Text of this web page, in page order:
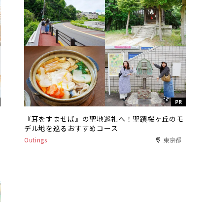
PR
『耳をすませば』の聖地巡礼へ！聖蹟桜ヶ丘のモ
デル地を巡るおすすめコース
Outings 東京都